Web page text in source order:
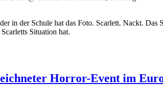
in der Schule hat das Foto. Scarlett. Nackt. Das
Situation hat.
Horror-Event im